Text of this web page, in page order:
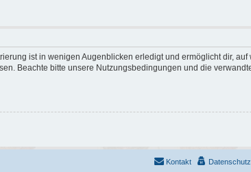
ist in wenigen Augenblicken erledigt und ermöglicht dir,
Beachte bitte unsere Nutzungsbedingungen und die
Kontakt